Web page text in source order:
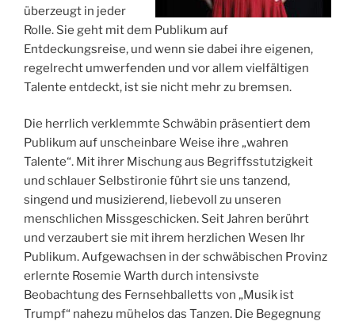
überzeugt in jeder
Rolle. Sie geht mit dem Publikum auf
Entdeckungsreise, und wenn sie dabei ihre eigenen,
regelrecht umwerfenden und vor allem vielfältigen
Talente entdeckt, ist sie nicht mehr zu bremsen.
Die herrlich verklemmte Schwäbin präsentiert dem
Publikum auf unscheinbare Weise ihre „wahren
Talente“. Mit ihrer Mischung aus Begriffsstutzigkeit
und schlauer Selbstironie führt sie uns tanzend,
singend und musizierend, liebevoll zu unseren
menschlichen Missgeschicken. Seit Jahren berührt
und verzaubert sie mit ihrem herzlichen Wesen Ihr
Publikum. Aufgewachsen in der schwäbischen Provinz
erlernte Rosemie Warth durch intensivste
Beobachtung des Fernsehballetts von „Musik ist
Trumpf“ nahezu mühelos das Tanzen. Die Begegnung